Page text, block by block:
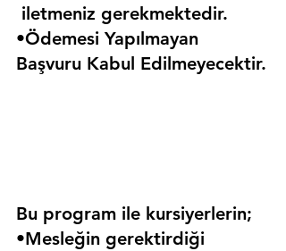
iletmeniz gerekmektedir.
•Ödemesi Yapılmayan
Başvuru Kabul Edilmeyecektir.
Bu program ile kursiyerlerin;
•Mesleğin gerektirdiği